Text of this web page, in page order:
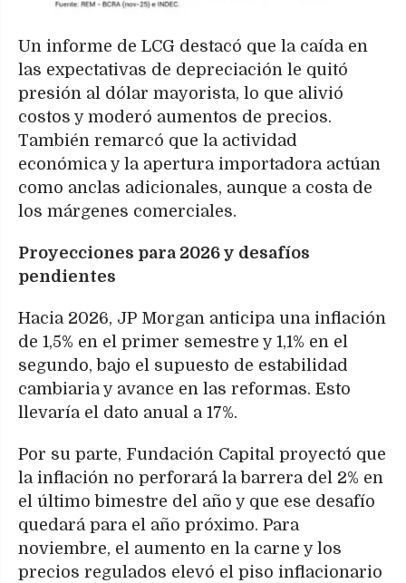
Un informe de LCG destacó que la caída en
las expectativas de depreciación le quitó
presión al dólar mayorista, lo que alivió
costos y moderó aumentos de precios.
También remarcó que la actividad
económica y la apertura importadora actúan
como anclas adicionales, aunque a costa de
los márgenes comerciales.
Proyecciones para 2026 y desafíos
pendientes
Hacia 2026, JP Morgan anticipa una inflación
de 1,5% en el primer semestre y 1,1% en el
segundo, bajo el supuesto de estabilidad
cambiaria y avance en las reformas. Esto
llevaría el dato anual a 17%.
Por su parte, Fundación Capital proyectó que
la inflación no perforará la barrera del 2% en
el último bimestre del año y que ese desafío
quedará para el año próximo. Para
noviembre, el aumento en la carne y los
precios regulados elevó el piso inflacionario